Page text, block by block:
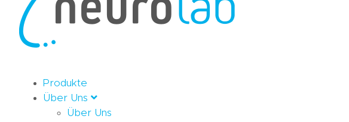
Produkte
Über Uns
Über Uns